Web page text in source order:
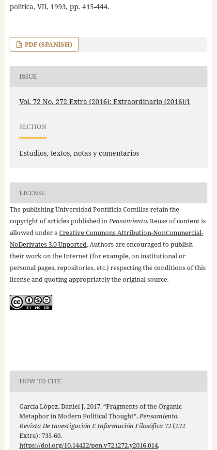
politica, VII, 1993, pp. 415-444.
PDF (SPANISH)
ISSUE
Vol. 72 No. 272 Extra (2016): Extraordinario (2016)/1
SECTION
Estudios, textos, notas y comentarios
LICENSE
The publishing Universidad Pontificia Comillas retain the
copyright of articles published inPensamiento. Reuse of content is
allowed under aCreative Commons Attribution-NonCommercial-
NoDerivates 3.0 Unported. Authors are encouraged to publish
their work on the Internet (for example, on institutional or
personal pages, repositories, etc.) respecting the conditions of this
license and quoting appropriately the original source.
HOW TO CITE
García López, Daniel J. 2017. “Fragments of the Organic
Metaphor in Modern Political Thought”.Pensamiento.
Revista De Investigación E Información Filosófica72 (272
Extra): 735-60.
https://doi.org/10.14422/pen.v72.i272.y2016.014.